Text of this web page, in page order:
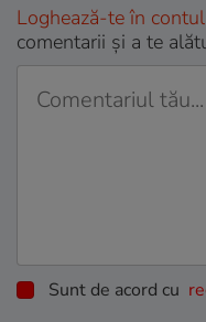
Loghează-te în
comentarii și a te
Sunt de acord cu